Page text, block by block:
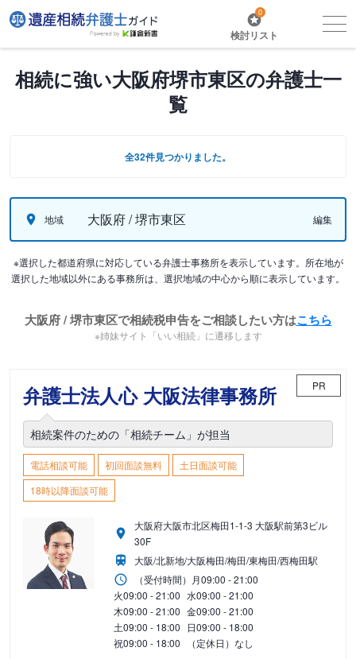
0
検討リスト
相続に強い大阪府堺市東区の弁護士一
覧
全32件見つかりました。
地域 大阪府 / 堺市東区 編集
※選択した都道府県に対応している弁護士事務所を表示しています。所在地が
選択した地域以外にある事務所は、選択地域の中心から順に表示しています。
大阪府 / 堺市東区で相続税申告をご相談したい方はこちら
※姉妹サイト「いい相続」に遷移します
弁護士法人心 大阪法律事務所 PR
相続案件のための「相続チーム」が担当
電話相談可能 初回面談無料
土日面談可能
18時以降面談可能
大阪府大阪市北区梅田1-1-3 大阪駅前第3ビル
30F
大阪/北新地/大阪梅田/梅田/東梅田/西梅田駅
（受付時間） 月09:00 - 21:00
火09:00 - 21:00 水09:00 - 21:00
木09:00 - 21:00 金09:00 - 21:00
土09:00 - 18:00 日09:00 - 18:00
祝09:00 - 18:00 （定休日）なし